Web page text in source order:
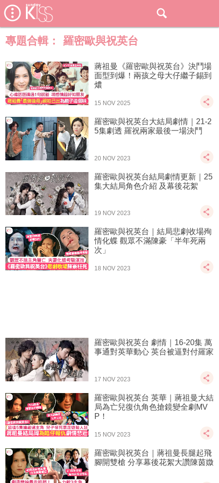
專題合輯： 羅密歐與祝英台
蔣祖曼《羅密歐與祝英台》決鬥場
面型到爆！兩孩之母大仔繼子錫到
燶
15 NOV 2025
羅密歐與祝英台大結局劇情｜21-2
5集劇透 羅祝兩家最後一場決鬥
20 NOV 2023
羅密歐與祝英台結局劇情更新｜25
集大結局角色介紹 及幕後花絮
19 NOV 2023
羅密歐與祝英台｜結局悲劇收場殉
情化蝶 觀眾不滿陳豪「半年死兩
次」
18 NOV 2023
羅密歐與祝英台 劇情｜16-20集 萬
事通對英華動心 英台被逼對付羅家
17 NOV 2023
羅密歐與祝英台 英華｜蔣祖曼大結
局為亡兒復仇角色搶鏡變全劇MV
P！
15 NOV 2023
羅密歐與祝英台｜蔣祖曼長腿起飛
腳開雙槍 分享幕後花絮大讚陳茵媺